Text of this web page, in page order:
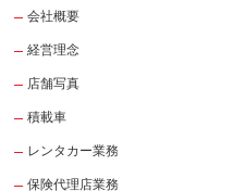
会社概要
経営理念
店舗写真
積載車
レンタカー業務
保険代理店業務